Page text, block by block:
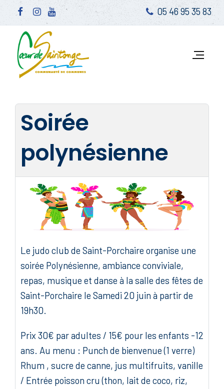
05 46 95 35 83
Soirée
polynésienne
Le judo club de Saint-Porchaire organise une
soirée Polynésienne, ambiance conviviale,
repas, musique et danse à la salle des fêtes de
Saint-Porchaire le Samedi 20 juin à partir de
19h30.
Prix 30€ par adultes / 15€ pour les enfants -12
ans. Au menu : Punch de bienvenue (1 verre)
Rhum , sucre de canne, jus multifruits, vanille
/ Entrée poisson cru (thon, lait de coco, riz,